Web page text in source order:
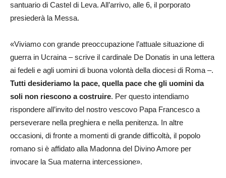
santuario di Castel di Leva. All’arrivo, alle 6, il porporato
presiederà la Messa.
«Viviamo con grande preoccupazione l’attuale situazione di
guerra in Ucraina – scrive il cardinale De Donatis in una lettera
ai fedeli e agli uomini di buona volontà della diocesi di Roma –.
Tutti desideriamo la pace, quella pace che gli uomini da
soli non riescono a costruire. Per questo intendiamo
rispondere all’invito del nostro vescovo Papa Francesco a
perseverare nella preghiera e nella penitenza. In altre
occasioni, di fronte a momenti di grande difficoltà, il popolo
romano si è affidato alla Madonna del Divino Amore per
invocare la Sua materna intercessione».